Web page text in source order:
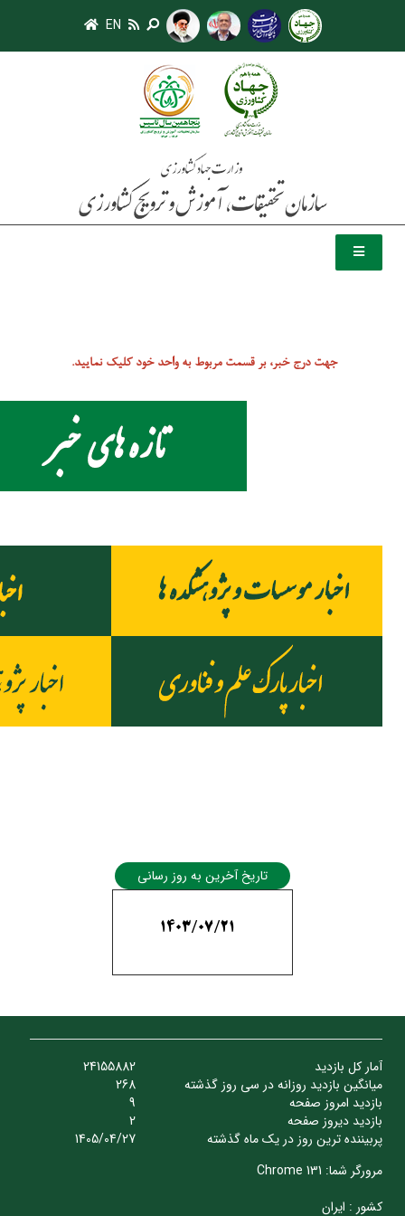
EN
جهت درج خبر، بر قسمت مربوط به واحد خود کلیک نمایید.
تاریخ آخرین به روز رسانی
آمار کل بازدید
24155882
میانگین بازدید روزانه در سی روز گذشته
268
بازدید امروز صفحه
9
بازدید دیروز صفحه
2
پربیننده ترین روز در یک ماه گذشته
1405/04/27
مرورگر شما: Chrome 131
کشور : ایران